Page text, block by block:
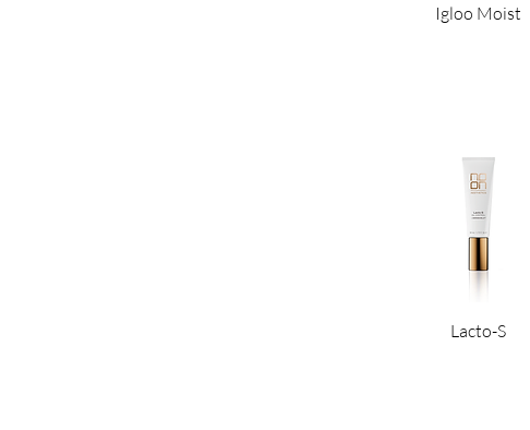
Igloo Moist
Lacto-S